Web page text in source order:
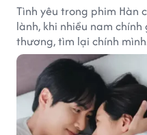
Tình yêu trong phim Hàn
lành, khi nhiều nam
thương, tìm lại chính